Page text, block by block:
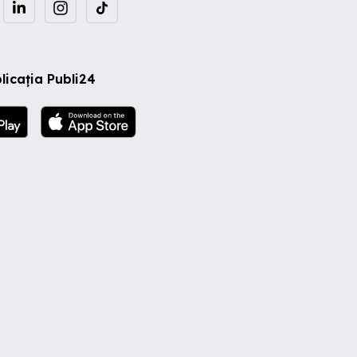
Publi24